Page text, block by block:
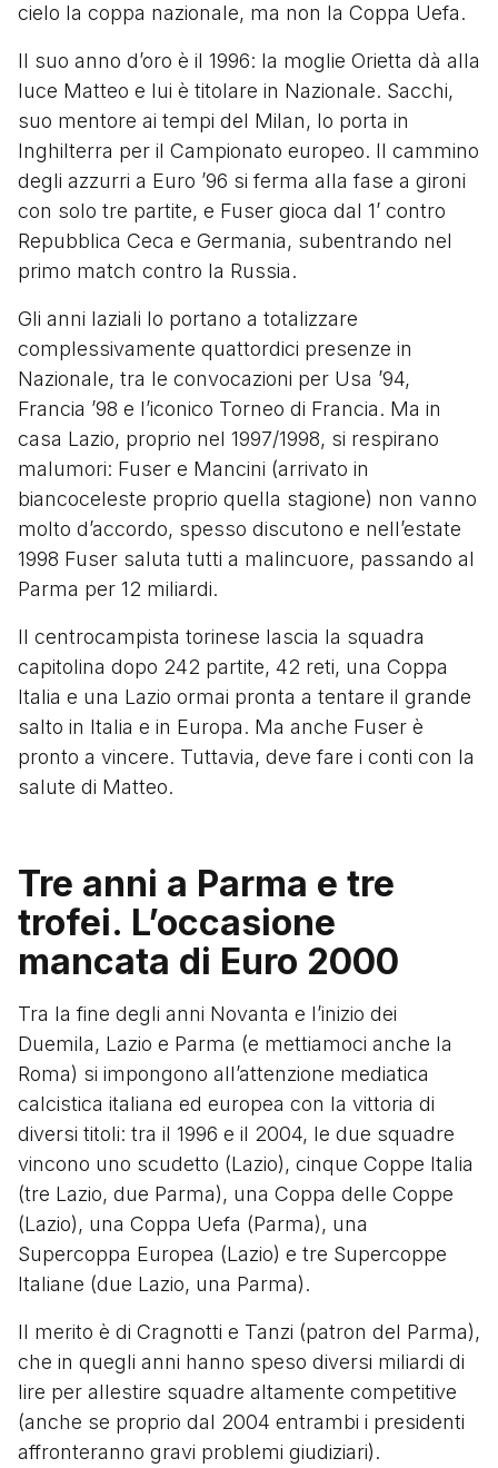
cielo la coppa nazionale, ma non la Coppa Uefa.
Il suo anno d’oro è il 1996: la moglie Orietta dà alla
luce Matteo e lui è titolare in Nazionale. Sacchi,
suo mentore ai tempi del Milan, lo porta in
Inghilterra per il Campionato europeo. Il cammino
degli azzurri a Euro ’96 si ferma alla fase a gironi
con solo tre partite, e Fuser gioca dal 1’ contro
Repubblica Ceca e Germania, subentrando nel
primo match contro la Russia.
Gli anni laziali lo portano a totalizzare
complessivamente quattordici presenze in
Nazionale, tra le convocazioni per Usa ’94,
Francia ’98 e l’iconico Torneo di Francia. Ma in
casa Lazio, proprio nel 1997/1998, si respirano
malumori: Fuser e Mancini (arrivato in
biancoceleste proprio quella stagione) non vanno
molto d’accordo, spesso discutono e nell’estate
1998 Fuser saluta tutti a malincuore, passando al
Parma per 12 miliardi.
Il centrocampista torinese lascia la squadra
capitolina dopo 242 partite, 42 reti, una Coppa
Italia e una Lazio ormai pronta a tentare il grande
salto in Italia e in Europa. Ma anche Fuser è
pronto a vincere. Tuttavia, deve fare i conti con la
salute di Matteo.
Tre anni a Parma e tre
trofei. L’occasione
mancata di Euro 2000
Tra la fine degli anni Novanta e l’inizio dei
Duemila, Lazio e Parma (e mettiamoci anche la
Roma) si impongono all’attenzione mediatica
calcistica italiana ed europea con la vittoria di
diversi titoli: tra il 1996 e il 2004, le due squadre
vincono uno scudetto (Lazio), cinque Coppe Italia
(tre Lazio, due Parma), una Coppa delle Coppe
(Lazio), una Coppa Uefa (Parma), una
Supercoppa Europea (Lazio) e tre Supercoppe
Italiane (due Lazio, una Parma).
Il merito è di Cragnotti e Tanzi (patron del Parma),
che in quegli anni hanno speso diversi miliardi di
lire per allestire squadre altamente competitive
(anche se proprio dal 2004 entrambi i presidenti
affronteranno gravi problemi giudiziari).